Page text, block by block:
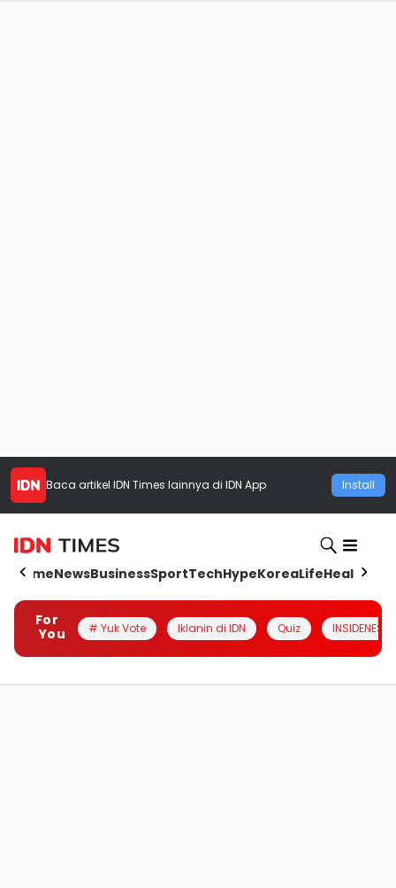
Baca artikel IDN Times lainnya di IDN App Install
HomeNewsBusinessSportTechHypeKoreaLifeHealth
For
You
# Yuk Vote Iklanin di IDN Quiz INSIDENESIA